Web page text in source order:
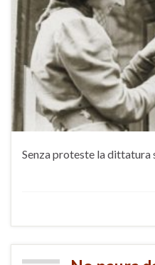
Senza proteste la dittatura